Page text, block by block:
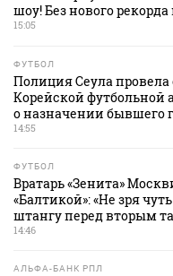
шоу! Без нового
15:05
ФУТБОЛ
Полиция Сеула
Корейской футбольной
о назначении бывшего
14:55
ФУТБОЛ
Вратарь «Зенита»
«Балтикой»: «Не зря
штангу перед вторым
14:46
АЛЬФА-БАНК РПЛ